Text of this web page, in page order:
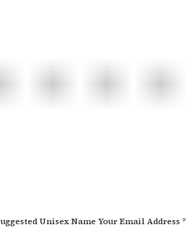
Unisex Name Your Email Address *